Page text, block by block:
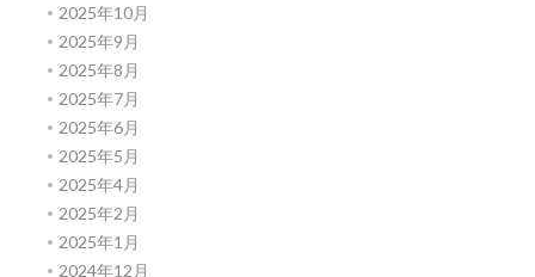
2025年10月
2025年9月
2025年8月
2025年7月
2025年6月
2025年5月
2025年4月
2025年2月
2025年1月
2024年12月